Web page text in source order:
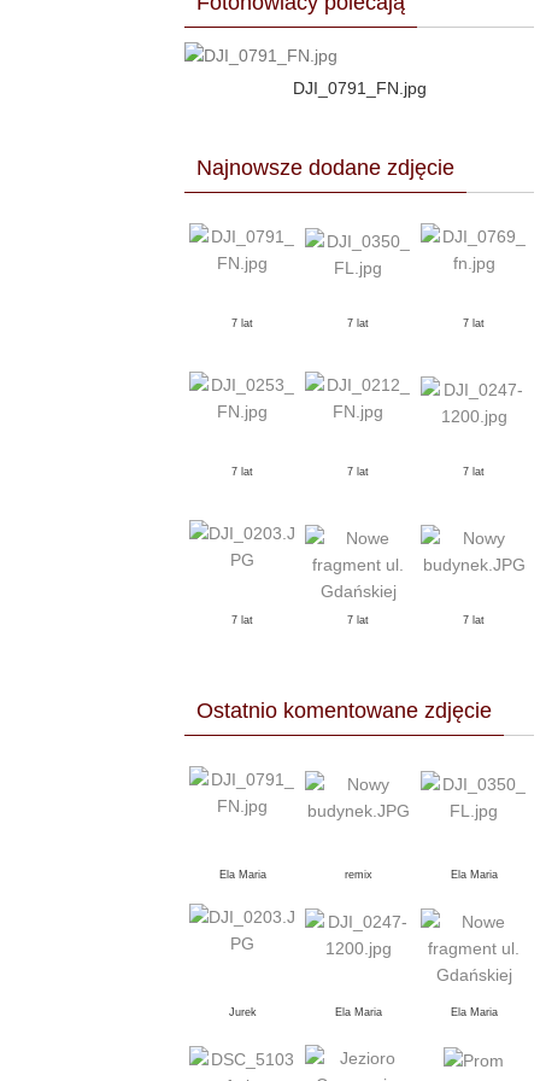
DJI_0791_FN.jpg
Najnowsze dodane zdjęcie
7 lat 7 lat 7 lat
7 lat 7 lat 7 lat
7 lat 7 lat 7 lat
Ostatnio komentowane zdjęcie
Ela Maria remix Ela Maria
Jurek Ela Maria Ela Maria